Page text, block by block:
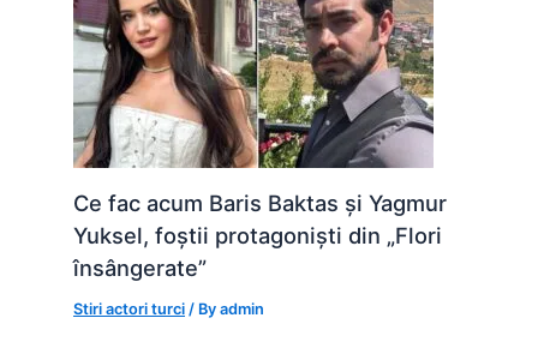
Ce fac acum Baris Baktas și Yagmur
Yuksel, foștii protagoniști din „Flori
însângerate”
Stiri actori turci / Byadmin